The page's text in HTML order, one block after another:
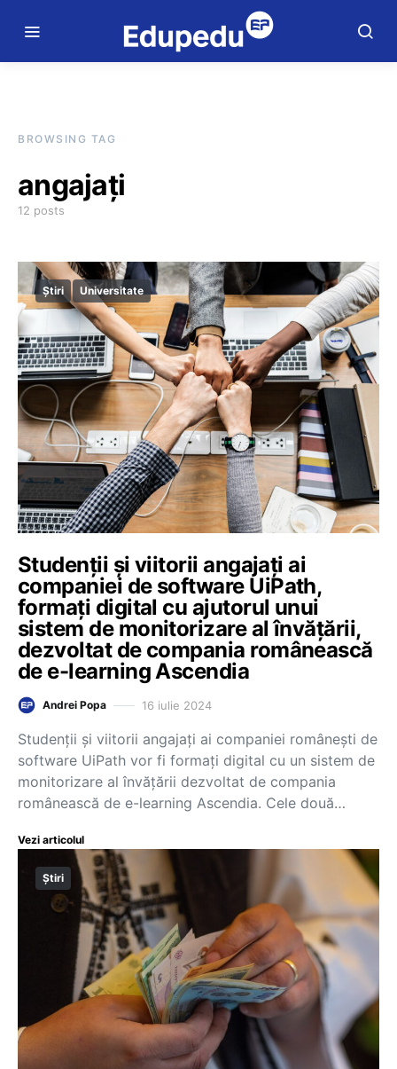
BROWSING TAG
angajați
12 posts
Știri Universitate
Studenții și viitorii angajați ai
companiei de software UiPath,
formați digital cu ajutorul unui
sistem de monitorizare al învățării,
dezvoltat de compania românească
de e-learning Ascendia
Andrei Popa 16 iulie 2024
Studenții și viitorii angajați ai companiei românești de
software UiPath vor fi formați digital cu un sistem de
monitorizare al învățării dezvoltat de compania
românească de e-learning Ascendia. Cele două…
Vezi articolul
Știri